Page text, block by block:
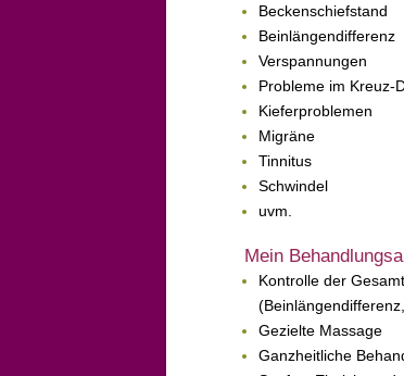
Beckenschiefstand
Beinlängendifferenz
Verspannungen
Probleme im Kreuz-
Kieferproblemen
Migräne
Tinnitus
Schwindel
uvm.
Mein
Kontrolle der
Gezielte Massage
Ganzheitliche